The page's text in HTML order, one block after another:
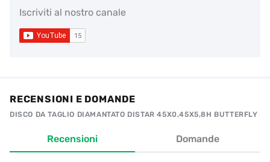
Iscriviti al nostro canale
RECENSIONI E DOMANDE
DISCO DA TAGLIO DIAMANTATO DISTAR 45X0,45X5,8H BUTTERFLY
Recensioni Domande